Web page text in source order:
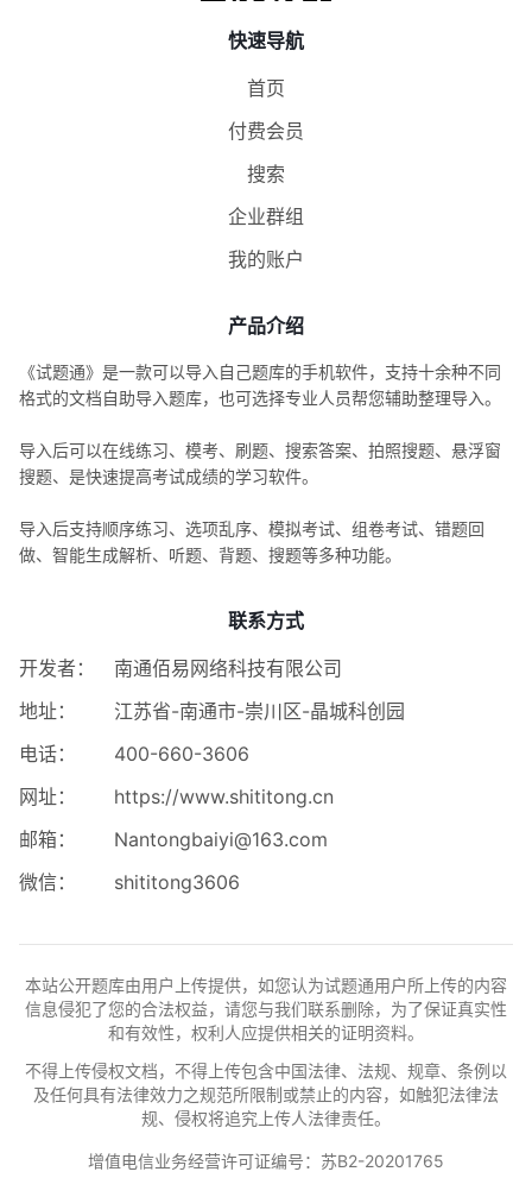
快速导航
首页
付费会员
搜索
企业群组
我的账户
产品介绍
《试题通》是一款可以导入自己题库的手机软件，支持十余种不同
格式的文档自助导入题库，也可选择专业人员帮您辅助整理导入。
导入后可以在线练习、模考、刷题、搜索答案、拍照搜题、悬浮窗
搜题、是快速提高考试成绩的学习软件。
导入后支持顺序练习、选项乱序、模拟考试、组卷考试、错题回
做、智能生成解析、听题、背题、搜题等多种功能。
联系方式
开发者：
南通佰易网络科技有限公司
地址：
江苏省-南通市-崇川区-晶城科创园
电话：
400-660-3606
网址：
https://www.shititong.cn
邮箱：
Nantongbaiyi@163.com
微信：
shititong3606
本站公开题库由用户上传提供，如您认为试题通用户所上传的内容
信息侵犯了您的合法权益，请您与我们联系删除，为了保证真实性
和有效性，权利人应提供相关的证明资料。
不得上传侵权文档，不得上传包含中国法律、法规、规章、条例以
及任何具有法律效力之规范所限制或禁止的内容，如触犯法律法
规、侵权将追究上传人法律责任。
增值电信业务经营许可证编号：苏B2-20201765